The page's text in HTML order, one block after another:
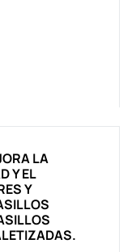
LA
Y EL
Y